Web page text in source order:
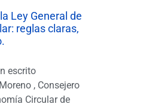
Ley General de
reglas claras,
escrito
, Consejero
Circular de